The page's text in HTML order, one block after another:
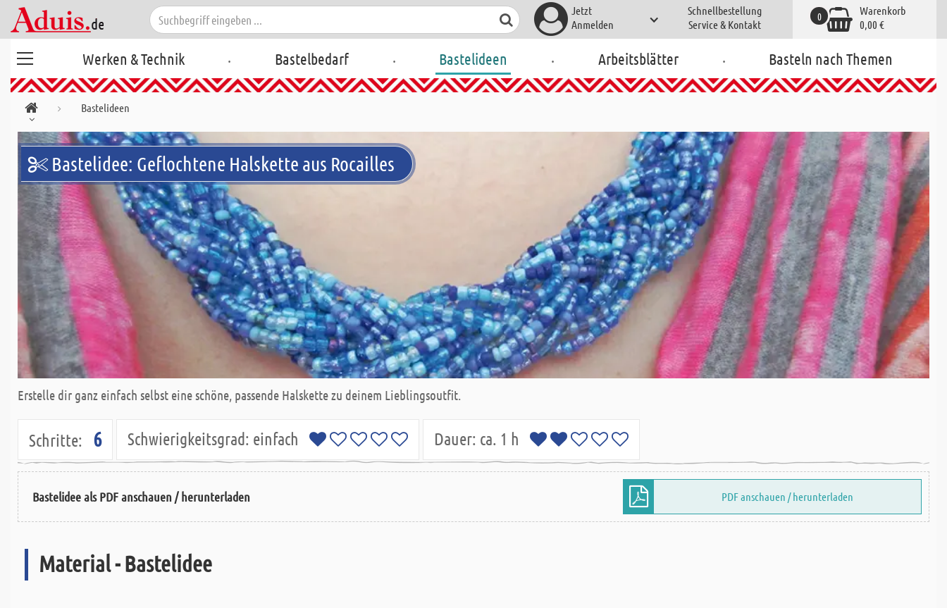
Jetzt
Anmelden
Schnellbestellung
Service & Kontakt
Warenkorb
0,00 €
0
Werken & Technik . Bastelbedarf . Bastelideen . Arbeitsblätter . Basteln nach Themen
Bastelideen
Bastelidee: Geflochtene Halskette aus Rocailles
Erstelle dir ganz einfach selbst eine schöne, passende Halskette zu deinem Lieblingsoutfit.
Schritte: 6 Schwierigkeitsgrad: einfach Dauer: ca. 1 h
Bastelidee als PDF anschauen / herunterladen PDF anschauen / herunterladen
Material - Bastelidee